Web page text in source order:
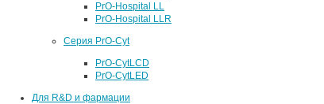
PrO-Hospital LL
PrO-Hospital LLR
Серия PrO-Cyt
PrO-CytLCD
PrO-CytLED
Для R&D и фармации